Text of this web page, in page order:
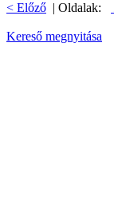
< Előző | Oldalak:
Kereső megnyitása